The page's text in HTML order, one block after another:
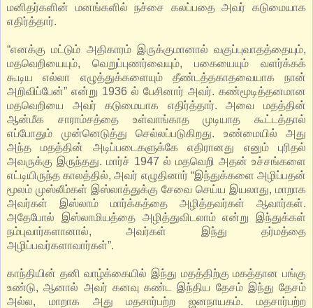
மனிதர்களின் மனங்களில் நச்சை கலப்பதை அவர் கடுமையாக
எதிர்த்தார்.
“எனக்கு மட்டும் அதிகாரம் இருக்குமானால் வகுப்புவாதத்தையும்,
மதவெறியையும், வெறுப்புணர்வையும், பகையையும் வளர்க்கக்
கூடிய எல்லா எழுத்துக்களையும் தீண்டத்தகாதவையாக நான்
அறிவிப்பேன்” என்று 1936 ல் பேசினார் அவர். கண்மூடித்தனமான
மதவெறியை அவர் கடுமையாக எதிர்த்தார். அவை மதத்தின்
ஆன்மீக சாராம்சத்தை உள்வாங்காத முடியாத கூட்டத்தால்
எப்போதும் முன்னெடுத்து செல்லப்படுகிறது. உண்மையில் அது
அந்த மதத்தின் அடிப்படைகளுக்கே எதிரானது எனும் புரிதல்
அவருக்கு இருந்தது. மார்ச் 1947 ல் மதவெறி அதன் உச்சங்களை
எட்டியிருந்த காலத்தில், அவர் எழுதினார் “இந்துக்களை அழிப்பதன்
மூலம் முஸ்லீம்கள் இஸ்லாத்துக்கு சேவை செய்ய இயலாது, மாறாக
அவர்கள் இஸ்லாம் மார்க்கத்தை அழித்தவர்கள் ஆவார்கள்.
அதேபோல் இஸ்லாமியத்தை அழித்துவிடலாம் என்று இந்துக்கள்
நம்புவார்களானால், அவர்கள் இந்து தர்மத்தை
அழிப்பவர்களாவார்கள்”.
காந்தியின் தனி வாழ்க்கையில் இந்து மதத்திற்கு மகத்தான பங்கு
உண்டு, ஆனால் அவர் கனவு கண்ட இந்திய தேசம் இந்து தேசம்
அல்ல, மாறாக அது மதசார்பற்ற ஜனநாயகம். மதசார்பற்ற